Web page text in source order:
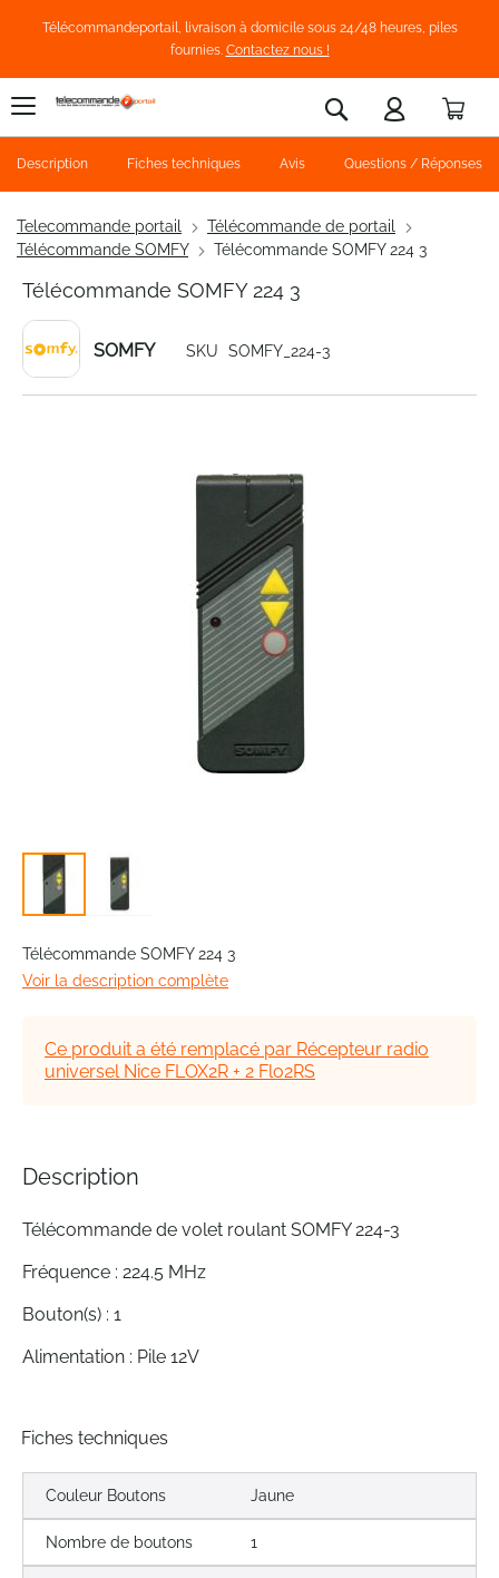
Télécommandeportail, livraison à domicile sous 24/48 heures, piles
fournies. Contactez nous !
Rechercher
Telecommande portail
Télécommande de portail
Télécommande SOMFY
Télécommande SOMFY 224 3
Télécommande SOMFY 224 3
SOMFY SKU SOMFY_224-3
to
the
beginning
images
gallery
Télécommande SOMFY 224 3
Voir la description complète
Ce produit a été remplacé par Récepteur radio
universel Nice FLOX2R + 2 Flo2RS
Description Fiches techniques Avis Questions / Réponses
Description
Télécommande de volet roulant SOMFY 224-3
Fréquence : 224.5 MHz
Bouton(s) : 1
Alimentation : Pile 12V
Fiches techniques
Couleur Boutons Jaune
Nombre de boutons 1